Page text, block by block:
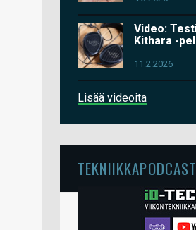
Video:
Kithara -
11.2.2026
Lisää videoita
TEKNIIKKAPODCAST